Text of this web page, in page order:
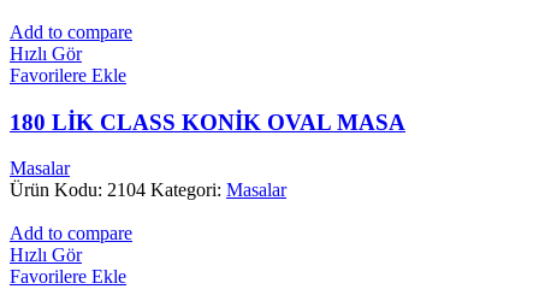
Add to compare
Hızlı Gör
Favorilere Ekle
180 LİK CLASS KONİK OVAL MASA
Masalar
Ürün Kodu: 2104 Kategori: Masalar
Add to compare
Hızlı Gör
Favorilere Ekle